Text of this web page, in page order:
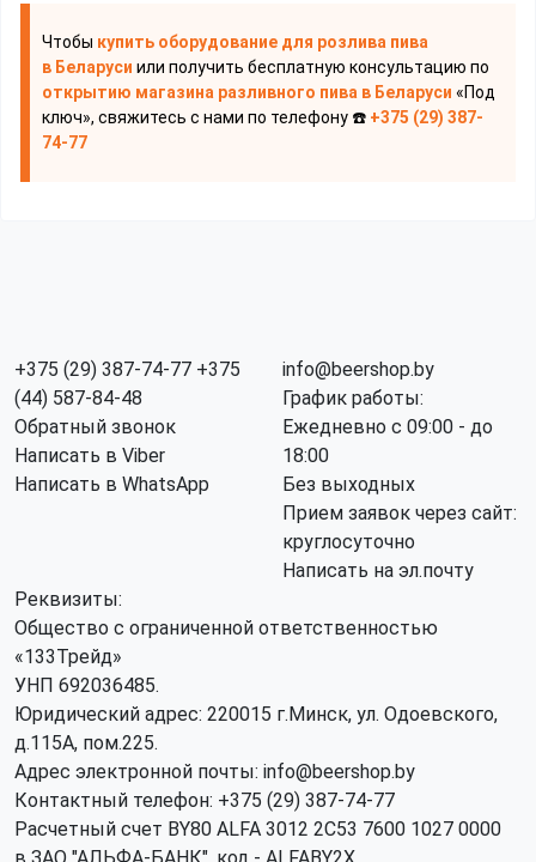
Чтобы купить оборудование для розлива пива
в Беларуси или получить бесплатную консультацию по
открытию магазина разливного пива в Беларуси «Под
ключ», свяжитесь с нами по телефону ☎️ +375 (29) 387-
74-77
+375 (29) 387-74-77 +375
(44) 587-84-48
Обратный звонок
Написать в Viber
Написать в WhatsApp
info@beershop.by
График работы:
Ежедневно с 09:00 - до
18:00
Без выходных
Прием заявок через сайт:
круглосуточно
Написать на эл.почту
Реквизиты:
Общество с ограниченной ответственностью
«133Трейд»
УНП 692036485​.
Юридический адрес: 220015 г.Минск, ул. Одоевского,
д.115А, пом.225.
Адрес электронной почты: info@beershop.by
Контактный телефон: +375 (29) 387-74-77
Расчетный счет BY80 ALFA 3012 2C53 7600 1027 0000